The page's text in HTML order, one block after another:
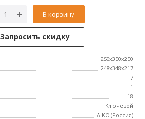
В корзину
Запросить скидку
250x350x250
248x348x217
7
1
18
Ключевой
AIKO (Россия)